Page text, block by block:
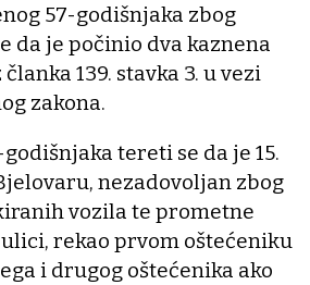
57-godišnjaka zbog
da je počinio dva kaznena
139. stavka 3. u vezi
zakona.
tereti se da je 15.
nezadovoljan zbog
vozila te prometne
rekao prvom oštećeniku
i drugog oštećenika ako